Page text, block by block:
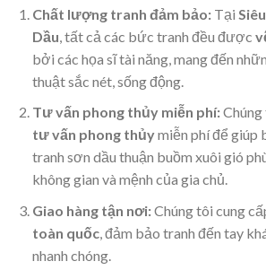
Chất lượng tranh đảm bảo:Tại
Dầu, tất cả các bức tranh đều được
bởi các họa sĩ tài năng, mang đến
thuật sắc nét, sống động.
Tư vấn phong thủy miễn phí:Chúng
tư vấn phong thủymiễn phí để giúp
tranh sơn dầu thuận buồm xuôi gió
không gian và mệnh của gia chủ.
Giao hàng tận nơi:Chúng tôi cung
toàn quốc, đảm bảo tranh đến tay
nhanh chóng.